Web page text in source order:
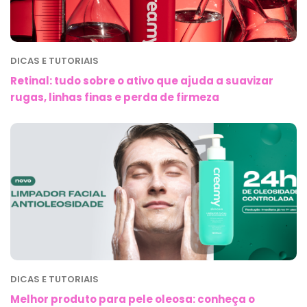
DICAS E TUTORIAIS
Retinal: tudo sobre o ativo que ajuda a suavizar
rugas, linhas finas e perda de firmeza
DICAS E TUTORIAIS
Melhor produto para pele oleosa: conheça o